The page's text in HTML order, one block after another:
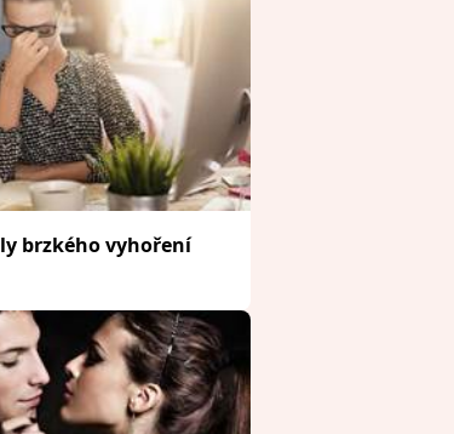
brzkého vyhoření